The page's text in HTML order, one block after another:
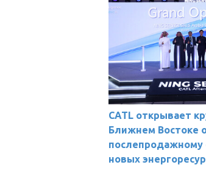
CATL открывает
Ближнем Востоке
новых